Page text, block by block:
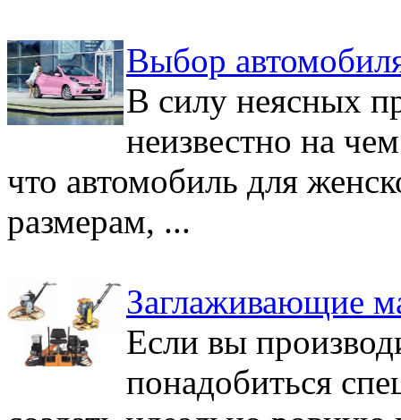
Выбор
В силу неясных
неизвестно на
что автомобиль для
размерам, ...
Заглаживающие
Если вы
понадобиться